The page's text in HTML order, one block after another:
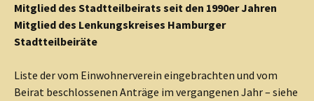
Mitglied des Stadtteilbeirats seit den 1990er Jahren
Mitglied des Lenkungskreises Hamburger
Stadtteilbeiräte
Liste der vom Einwohnerverein eingebrachten und vom
Beirat beschlossenen Anträge im vergangenen Jahr – siehe